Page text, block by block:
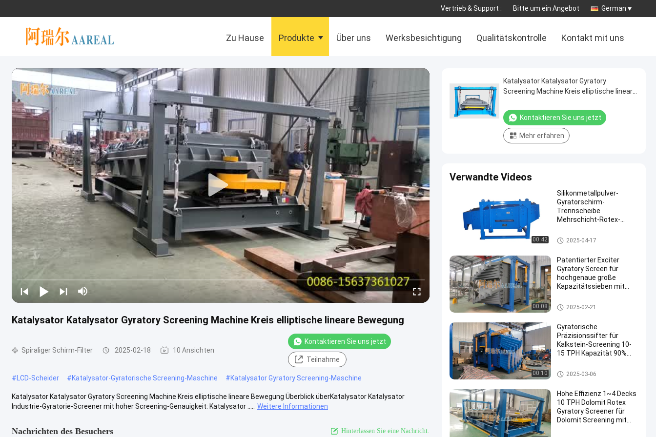
Vertrieb & Support : Bitte um ein Angebot German
Zu Hause Produkte Über uns Werksbesichtigung Qualitätskontrolle Kontakt mit uns
Katalysator Katalysator Gyratory Screening Machine Kreis elliptische lineare Bewegung
Spiraliger Schirm-Filter 2025-02-18 10 Ansichten
Kontaktieren Sie uns jetzt
Teilnahme
#LCD-Scheider #Katalysator-Gyratorische Screening-Maschine #Katalysator Gyratory Screening-Maschine
Katalysator Katalysator Gyratory Screening Machine Kreis elliptische lineare Bewegung Überblick überKatalysator Katalysator
Industrie-Gyratorie-Screener mit hoher Screening-Genauigkeit: Katalysator .....
Weitere Informationen
Nachrichten des Besuchers Hinterlassen Sie eine Nachricht.
Katalysator Katalysator Gyratory
Screening Machine Kreis elliptische lineare
Kontaktieren Sie uns jetzt
Mehr erfahren
Verwandte Videos
00:42
Silikonmetallpulver-
Gyratorschirm-
Trennscheibe
Mehrschicht-Rotex-
Spiraliger Schirm-Filter
2025-04-17
00:08
Patentierter Exciter
Gyratory Screen für
hochgenaue große
Kapazitätssieben mit
Austausch
Spiraliger Schirm-Filter
2025-02-21
00:10
Gyratorische
Präzisionssifter für
Kalkstein-Screening 10-
15 TPH Kapazität 90%
Spiraliger Schirm-Filter
2025-03-06
Hohe Effizienz 1~4 Decks
10 TPH Dolomit Rotex
Gyratory Screener für
Dolomit Screening mit